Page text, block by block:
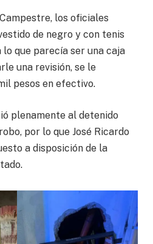
los oficiales
de negro y con tenis
que parecía ser una caja
una revisión, se le
pesos en efectivo.
plenamente al detenido
por lo que José Ricardo
a disposición de la